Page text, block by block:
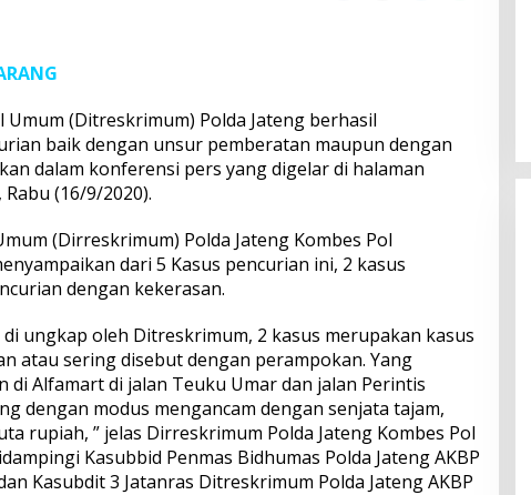
(Ditreskrimum) Polda Jateng berhasil
baik dengan unsur pemberatan maupun dengan
dalam konferensi pers yang digelar di halaman
(16/9/2020).
(Dirreskrimum) Polda Jateng Kombes Pol
dari 5 Kasus pencurian ini, 2 kasus
dengan kekerasan.
ungkap oleh Ditreskrimum, 2 kasus merupakan kasus
atau sering disebut dengan perampokan. Yang
di Alfamart di jalan Teuku Umar dan jalan Perintis
dengan modus mengancam dengan senjata tajam,
rupiah, ” jelas Dirreskrimum Polda Jateng Kombes Pol
Kasubbid Penmas Bidhumas Polda Jateng AKBP
Kasubdit 3 Jatanras Ditreskrimum Polda Jateng AKBP